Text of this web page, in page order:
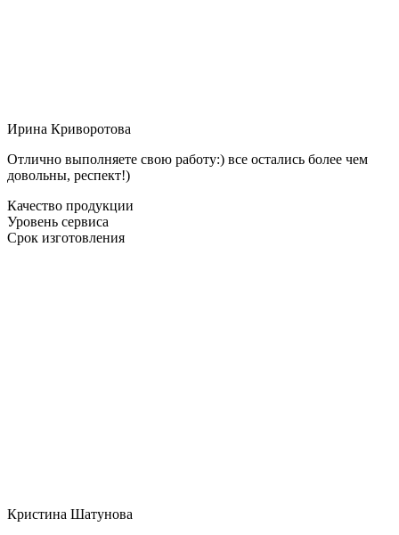
Ирина Криворотова
Отлично выполняете свою работу:) все остались более чем
довольны, респект!)
Качество продукции
Уровень сервиса
Срок изготовления
Кристина Шатунова